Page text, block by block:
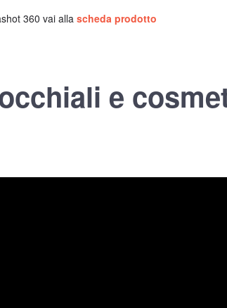
360 vai alla scheda prodotto
e